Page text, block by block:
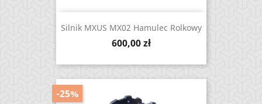
Silnik MXUS MX02 Hamulec Rolkowy
Cena
600,00 zł
-25%